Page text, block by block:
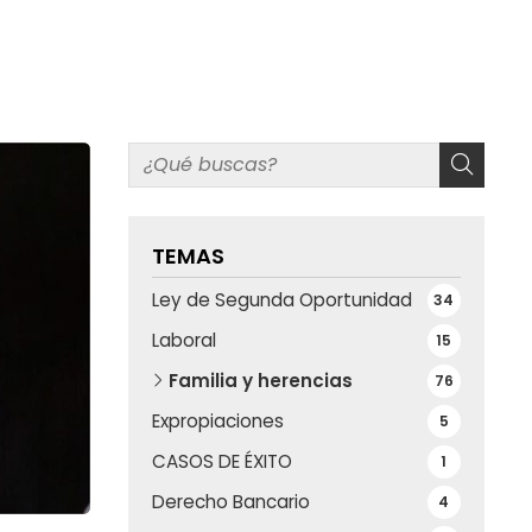
TEMAS
Ley de Segunda Oportunidad 34
Laboral 15
Familia y herencias 76
Expropiaciones 5
CASOS DE ÉXITO 1
Derecho Bancario 4